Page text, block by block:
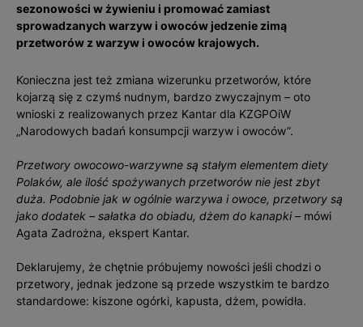
sezonowości w żywieniu i promować zamiast
sprowadzanych warzyw i owoców jedzenie zimą
przetworów z warzyw i owoców krajowych.
Konieczna jest też zmiana wizerunku przetworów, które
kojarzą się z czymś nudnym, bardzo zwyczajnym – oto
wnioski z realizowanych przez Kantar dla KZGPOiW
„Narodowych badań konsumpcji warzyw i owoców”.
Przetwory owocowo-warzywne są stałym elementem diety
Polaków, ale ilość spożywanych przetworów nie jest zbyt
duża. Podobnie jak w ogólnie warzywa i owoce, przetwory są
jako dodatek – sałatka do obiadu, dżem do kanapki– mówi
Agata Zadrożna, ekspert Kantar.
Deklarujemy, że chętnie próbujemy nowości jeśli chodzi o
przetwory, jednak jedzone są przede wszystkim te bardzo
standardowe: kiszone ogórki, kapusta, dżem, powidła.